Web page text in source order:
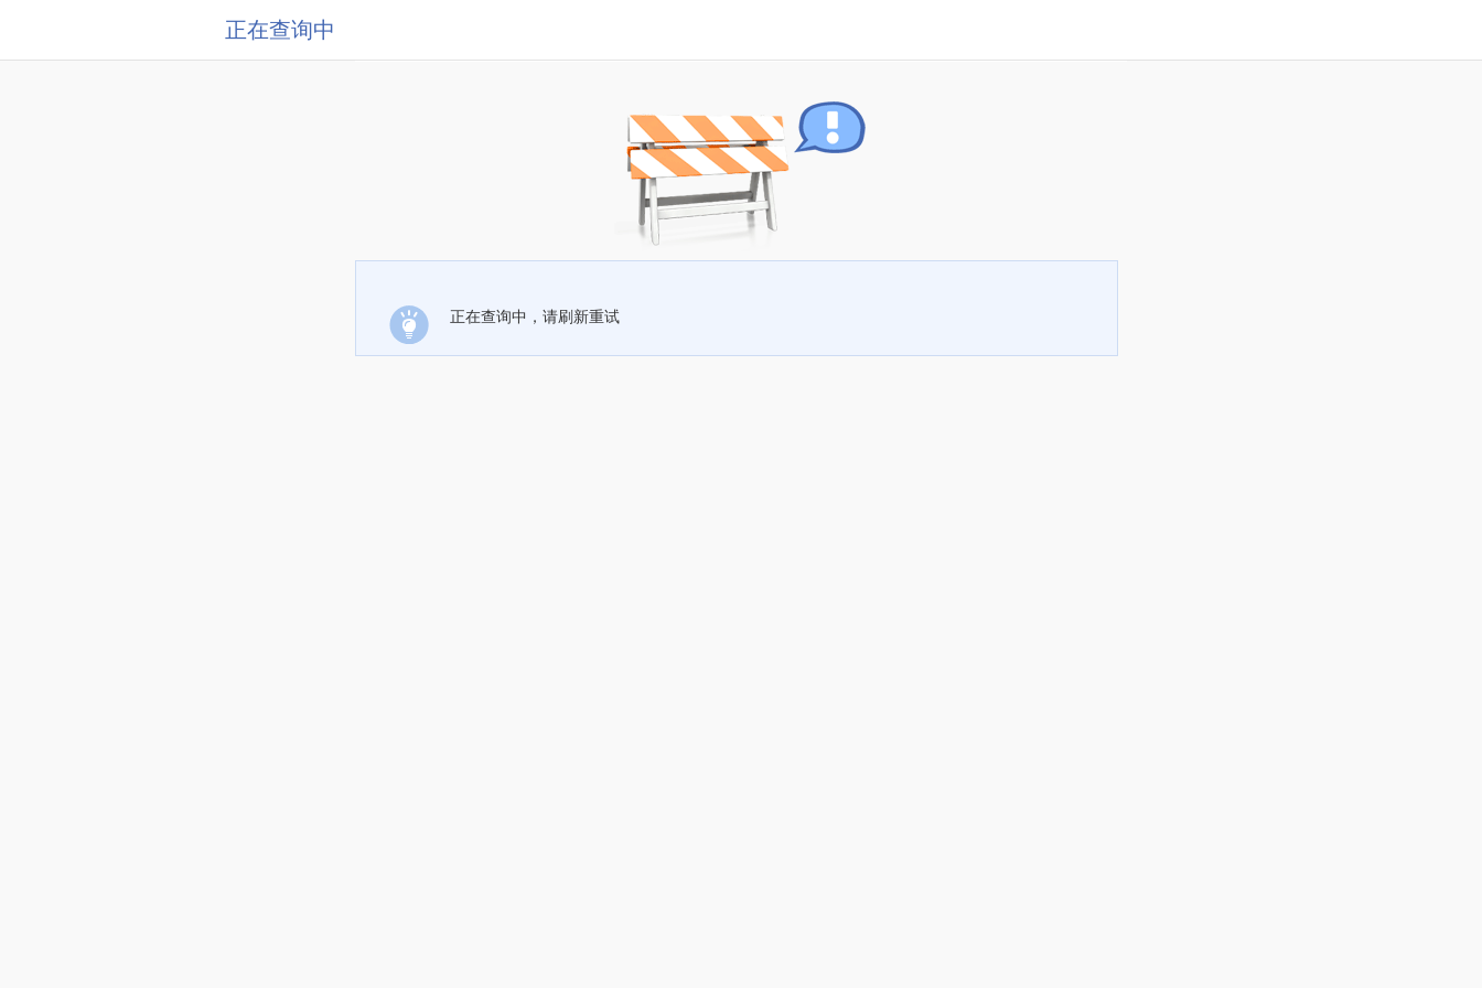
正在查询中
正在查询中，请刷新重试